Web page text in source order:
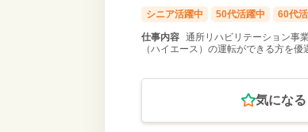
シニア活躍中 50代活躍中 60代
仕事内容
通所リハビリテーション事
（ハイエース）の運転ができる方を
気になる